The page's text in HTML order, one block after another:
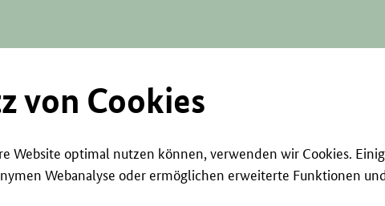
von Cookies
Website optimal nutzen können, verwenden wir Cookies.
Webanalyse oder ermöglichen erweiterte Funktionen